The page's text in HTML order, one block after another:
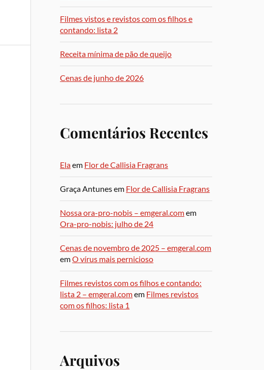
Filmes vistos e revistos com os filhos e
contando: lista 2
Receita mínima de pão de queijo
Cenas de junho de 2026
Comentários Recentes
Elaem Flor de Callisia Fragrans
Graça Antunesem Flor de Callisia Fragrans
Nossa ora-pro-nobis – emgeral.comem
Ora-pro-nobis: julho de 24
Cenas de novembro de 2025 – emgeral.com
emO vírus mais pernicioso
Filmes revistos com os filhos e contando:
lista 2 – emgeral.comem Filmes revistos
com os filhos: lista 1
Arquivos